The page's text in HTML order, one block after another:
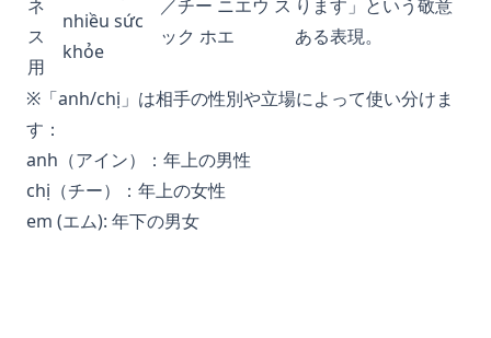
ネ
ス
用
nhiều sức
khỏe
／チー ニエウ ス
ック ホエ
ります」という敬意
ある表現。
※「anh/chị」は相手の性別や立場によって使い分けま
す：
anh（アイン）：年上の男性
chị（チー）：年上の女性
em (エム): 年下の男女